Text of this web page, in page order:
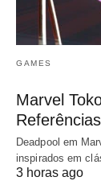
GAMES
Marvel
Deadpool em
inspirados em
3 horas ago